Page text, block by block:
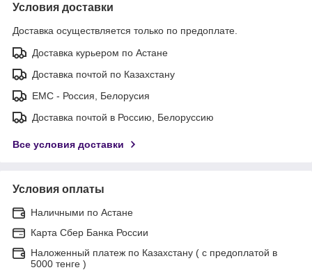
Условия доставки
Доставка осуществляется только по предоплате.
Доставка курьером по Астане
Доставка почтой по Казахстану
ЕМС - Россия, Белорусия
Доставка почтой в Россию, Белоруссию
Все условия доставки
Условия оплаты
Наличными по Астане
Карта Сбер Банка России
Наложенный платеж по Казахстану ( с предоплатой в
5000 тенге )